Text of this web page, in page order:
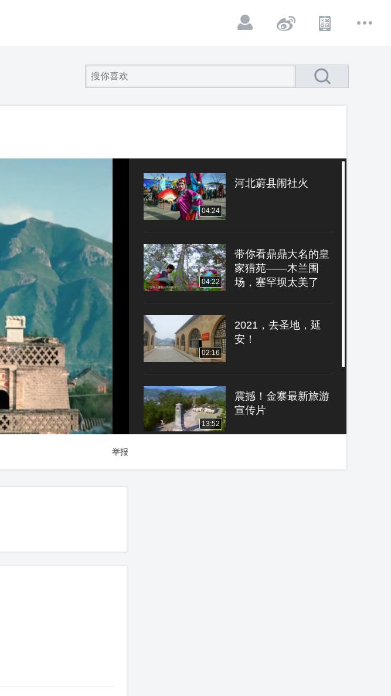
04:24
河北蔚县闹社火
04:22
带你看鼎鼎大名的皇
家猎苑——木兰围
场，塞罕坝太美了
02:16
2021，去圣地，延
安！
13:52
震撼！金寨最新旅游
宣传片
皇家贵族们木兰秋狝
举报